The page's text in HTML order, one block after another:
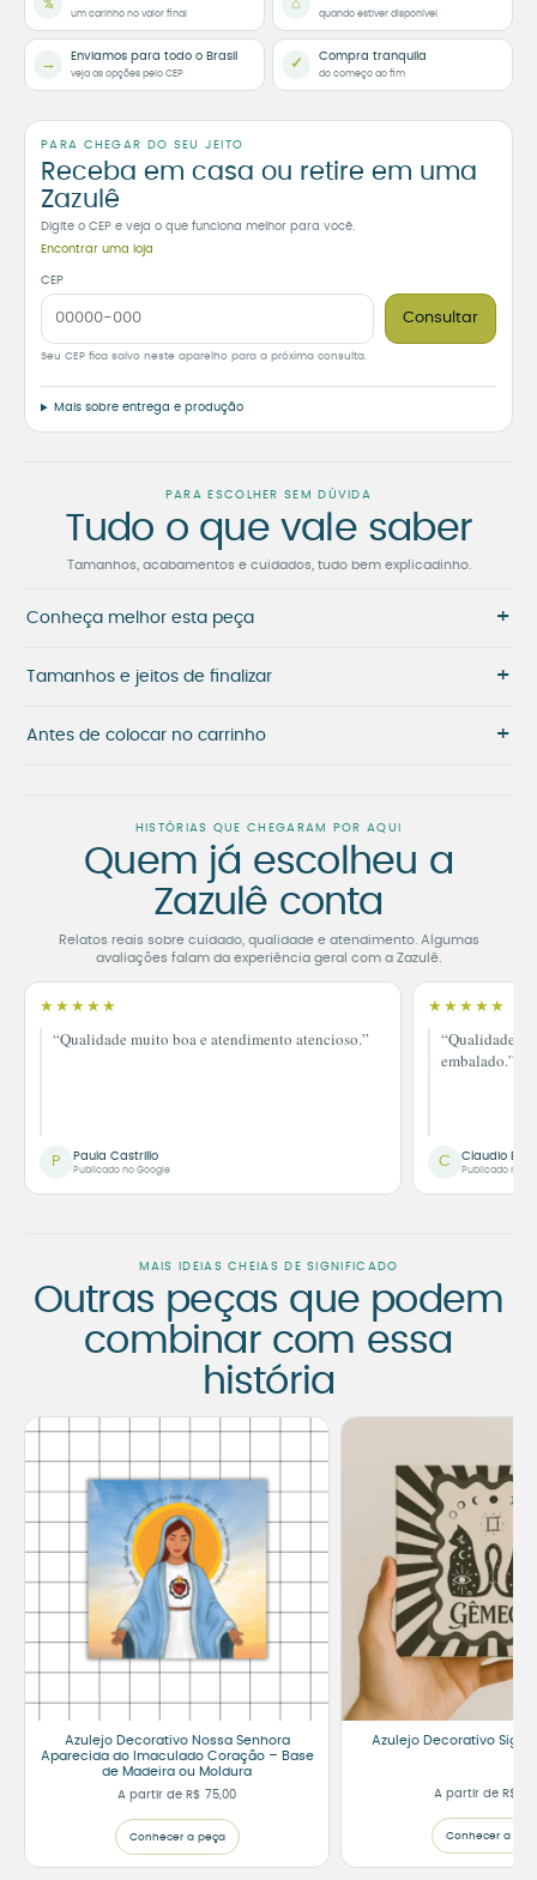
%
um carinho no valor final
⌂
quando estiver disponível
→ Enviamos para todo o Brasil
veja as opções pelo CEP
✓ Compra tranquila
do começo ao fim
PARA CHEGAR DO SEU JEITO
Receba em casa ou retire em uma
Zazulê
Digite o CEP e veja o que funciona melhor para você.
Encontrar uma loja
CEP
Consultar
Seu CEP fica salvo neste aparelho para a próxima consulta.
Mais sobre entrega e produção
PARA ESCOLHER SEM DÚVIDA
Tudo o que vale saber
Tamanhos, acabamentos e cuidados, tudo bem explicadinho.
Conheça melhor esta peça +
Tamanhos e jeitos de finalizar +
Antes de colocar no carrinho +
HISTÓRIAS QUE CHEGARAM POR AQUI
Quem já escolheu a
Zazulê conta
Relatos reais sobre cuidado, qualidade e atendimento. Algumas
avaliações falam da experiência geral com a Zazulê.
★★★★★
“Qualidade muito boa e atendimento atencioso.”
P Paula Castrillo
Publicado no Google
★★★★★
“Qualidade
embalado.”
C Claudio
Publicado no
MAIS IDEIAS CHEIAS DE SIGNIFICADO
Outras peças que podem
combinar com essa
história
Azulejo Decorativo Nossa Senhora
Aparecida do Imaculado Coração – Base
de Madeira ou Moldura
A partir de R$ 75,00
Conhecer a peça
Azulejo Decorativo
A partir de R$
Conhecer a